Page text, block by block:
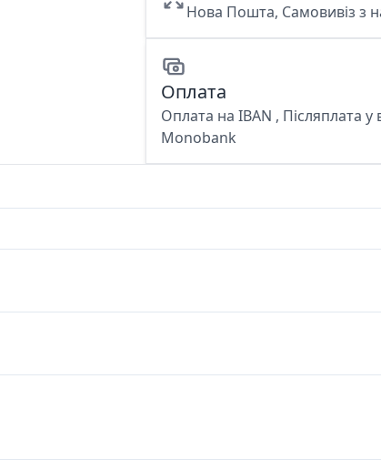
Нова Пошта, Самовивіз з
Оплата
Оплата на IBAN , Післяплата у
Monobank